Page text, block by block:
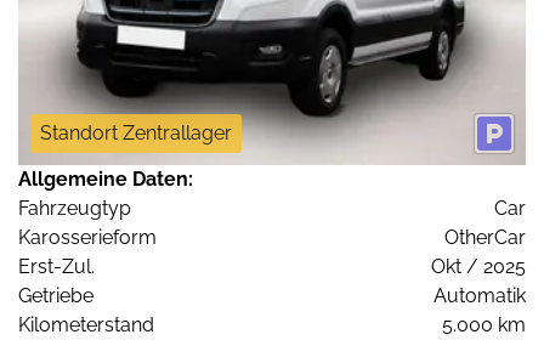
Standort Zentrallager
Allgemeine Daten:
Fahrzeugtyp
Car
Karosserieform
OtherCar
Erst-Zul.
Okt / 2025
Getriebe
Automatik
Kilometerstand
5.000 km